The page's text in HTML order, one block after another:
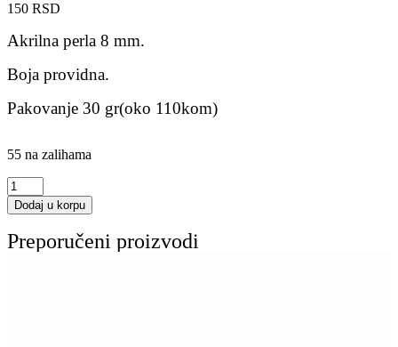
150 RSD
Akrilna perla 8 mm.
Boja providna.
Pakovanje 30 gr(oko 110kom)
55 na zalihama
Dodaj u korpu
Preporučeni proizvodi